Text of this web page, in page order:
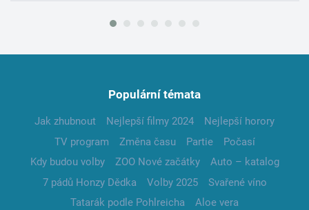
Populární témata
Jak zhubnout Nejlepší filmy 2024
Nejlepší horory
TV program
Změna času Partie
Počasí
Kdy budou volby
ZOO Nové začátky
Auto – katalog
7 pádů Honzy Dědka
Volby 2025
Svařené víno
Tatarák podle Pohlreicha
Aloe vera